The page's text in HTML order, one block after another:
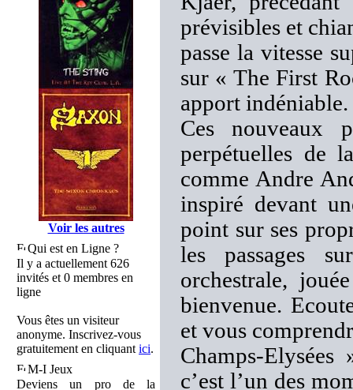
Voir les autres
Qui est en Ligne ?
Il y a actuellement 626
invités et 0 membres en
ligne
Vous êtes un visiteur
anonyme. Inscrivez-vous
gratuitement en cliquant ici.
M-I Jeux
Deviens un pro de la
prévisibles et
passe la vitesse
sur « The First
apport indéniable.
Ces nouveaux
perpétuelles de
comme Andre
inspiré devant
point sur ses
les passages
orchestrale,
bienvenue.
et vous
Champs-
c’est l’un des